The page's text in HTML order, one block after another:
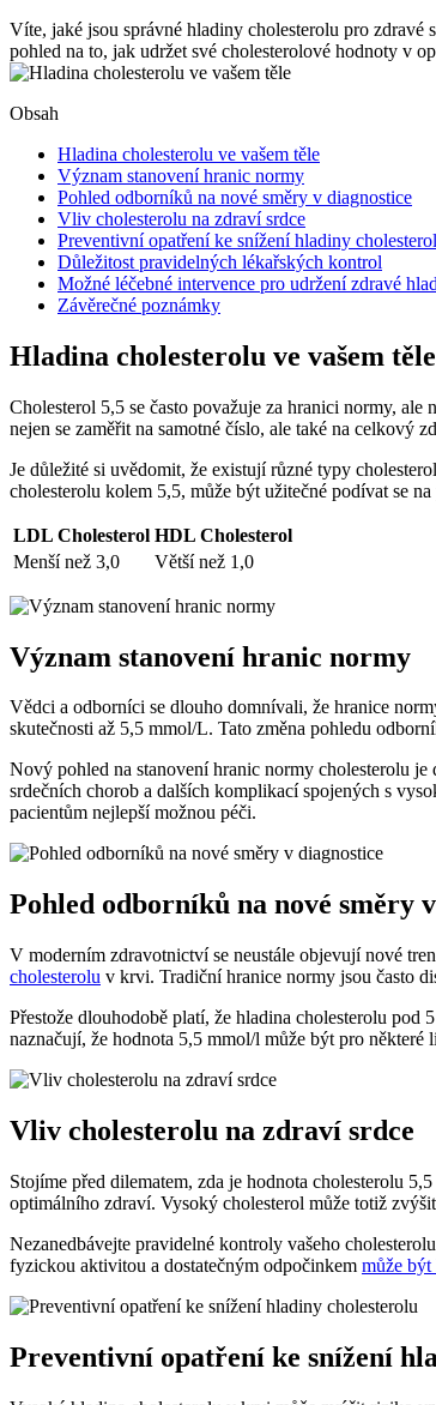
Víte, jaké jsou správné hladiny cholesterolu pro
pohled na to, jak udržet své cholesterolové hodnoty v
Obsah
Hladina cholesterolu ve vašem těle
Význam stanovení hranic normy
Pohled odborníků na nové směry v diagnostice
Vliv cholesterolu na zdraví srdce
Preventivní opatření ke snížení hladiny
Důležitost pravidelných lékařských kontrol
Možné léčebné intervence pro udržení zdravé
Závěrečné poznámky
Hladina cholesterolu ve vašem těle
Cholesterol 5,5 se často považuje za hranici normy,
nejen se zaměřit na samotné číslo, ale také na celkový
Je důležité si uvědomit, že existují různé typy
cholesterolu kolem 5,5, může být užitečné podívat se
LDL Cholesterol HDL Cholesterol
Menší než 3,0
Větší než 1,0
Význam stanovení hranic normy
Vědci a odborníci se dlouho domnívali, že hranice
skutečnosti až 5,5 mmol/L. Tato změna pohledu
Nový pohled na stanovení hranic normy cholesterolu
srdečních chorob a dalších komplikací spojených s
pacientům nejlepší možnou péči.
Pohled odborníků na nové směry
V moderním zdravotnictví se neustále objevují nové
cholesterolu v krvi. Tradiční hranice normy jsou často
Přestože dlouhodobě platí, že hladina cholesterolu
naznačují, že hodnota 5,5 mmol/l může být pro
Vliv cholesterolu na zdraví srdce
Stojíme před dilematem, zda je hodnota cholesterolu
optimálního zdraví. Vysoký cholesterol může totiž
Nezanedbávejte pravidelné kontroly vašeho
fyzickou aktivitou a dostatečným odpočinkem může
Preventivní opatření ke snížení